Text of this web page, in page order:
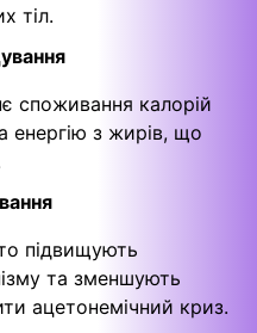
тіл.
споживання калорій
енергію з жирів, що
підвищують
та зменшують
ацетонемічний криз.